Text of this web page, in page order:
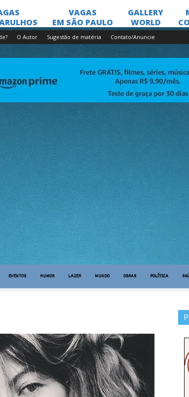
O Autor Sugestão de matéria Contato/Anuncie
EVENTOS HUMOR LAZER MUNDO OBRAS POLÍTICA